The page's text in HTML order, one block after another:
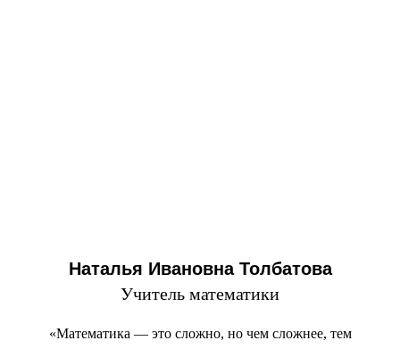
Наталья Ивановна Толбатова
Учитель математики
«Математика — это сложно, но чем сложнее, тем